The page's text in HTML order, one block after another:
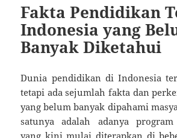
Fakta Pendidikan
Indonesia yang
Banyak Diketahui
Dunia pendidikan di Indonesia
tetapi ada sejumlah fakta dan
yang belum banyak dipahami
satunya adalah adanya program
yang kini mulai diterapkan di